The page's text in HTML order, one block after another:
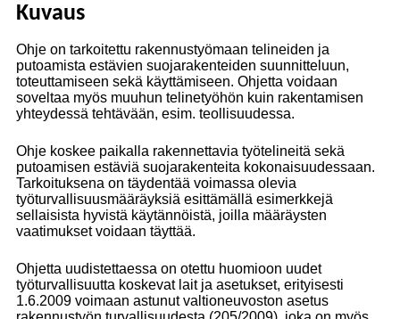
Kuvaus
Ohje on tarkoitettu rakennustyömaan telineiden ja
putoamista estävien suojarakenteiden suunnitteluun,
toteuttamiseen sekä käyttämiseen. Ohjetta voidaan
soveltaa myös muuhun telinetyöhön kuin rakentamisen
yhteydessä tehtävään, esim. teollisuudessa.
Ohje koskee paikalla rakennettavia työtelineitä sekä
putoamisen estäviä suojarakenteita kokonaisuudessaan.
Tarkoituksena on täydentää voimassa olevia
työturvallisuusmääräyksiä esittämällä esimerkkejä
sellaisista hyvistä käytännöistä, joilla määräysten
vaatimukset voidaan täyttää.
Ohjetta uudistettaessa on otettu huomioon uudet
työturvallisuutta koskevat lait ja asetukset, erityisesti
1.6.2009 voimaan astunut valtioneuvoston asetus